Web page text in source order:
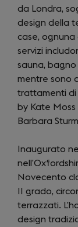
da Londra,
design della
case, ognuna
servizi
sauna,
mentre sono
trattamenti di
by Kate
Barbara
Inaugurato
Novecento
II grado,
terrazzati.
design